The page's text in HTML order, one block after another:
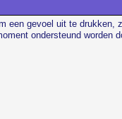
een gevoel uit te drukken,
ondersteund worden